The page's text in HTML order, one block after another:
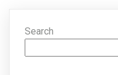
Search